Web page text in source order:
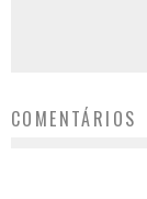
COMENTÁRIOS